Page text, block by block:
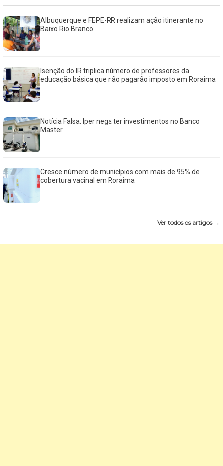
Albuquerque e FEPE-RR realizam ação itinerante no
Baixo Rio Branco
Isenção do IR triplica número de professores da
educação básica que não pagarão imposto em Roraima
Notícia Falsa: Iper nega ter investimentos no Banco
Master
Cresce número de municípios com mais de 95% de
cobertura vacinal em Roraima
Ver todos os artigos →